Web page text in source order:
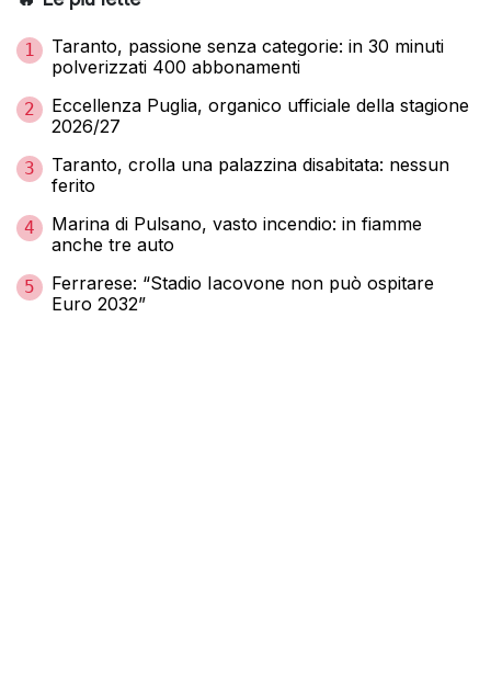
1
Taranto, passione senza categorie: in 30 minuti
polverizzati 400 abbonamenti
2
Eccellenza Puglia, organico ufficiale della stagione
2026/27
3
Taranto, crolla una palazzina disabitata: nessun
ferito
4
Marina di Pulsano, vasto incendio: in fiamme
anche tre auto
5
Ferrarese: “Stadio Iacovone non può ospitare
Euro 2032”